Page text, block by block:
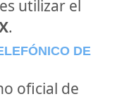
utilizar el
.
DE
oficial de